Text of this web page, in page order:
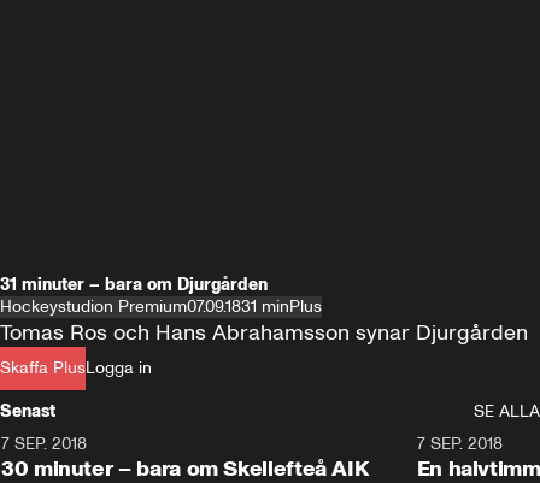
31 minuter – bara om Djurgården
Hockeystudion Premium07.09.1831 minPlus
Skaffa PlusLogga in
Tomas Ros och Hans Abrahamsson synar Djurgården
Senast
SE ALLA
Plus
7 SEP. 2018
30 minuter – bara om Skellefteå AIK
Plus
7 SEP. 2018
En